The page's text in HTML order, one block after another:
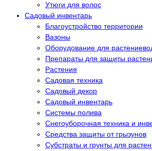
Утюги для волос
Садовый инвентарь
Благоустройство территории
Вазоны
Оборудование для
Препараты для защиты
Растения
Садовая техника
Садовый декор
Садовый инвентарь
Системы полива
Снегоуборочная техника и
Средства защиты от грызунов
Субстраты и грунты для